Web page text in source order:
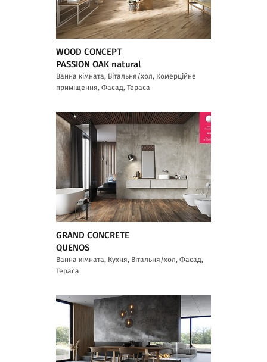
WOOD CONCEPT
PASSION OAK natural
Ванна кімната, Вітальня/хол, Комерційне
приміщення, Фасад, Тераса
GRAND CONCRETE
QUENOS
Ванна кімната, Кухня, Вітальня/хол, Фасад,
Тераса